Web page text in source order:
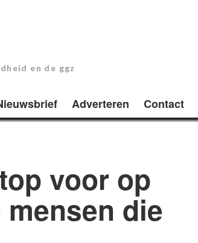
en de ggz
Adverteren Contact
voor op
die